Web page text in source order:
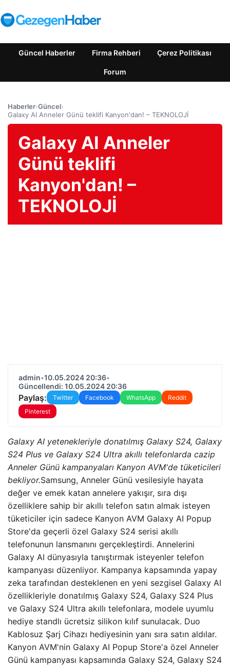
Güncel Haberler Firma Rehberi Çerez Politikası
Forum
Haberler›Güncel›
Galaxy AI Anneler Günü teklifi Kanyon'dan! – TEKNOLOJİ
Galaxy AI Anneler
Günü teklifi
Kanyon'dan! –
TEKNOLOJİ
admin•10.05.2024 20:36•
Güncellendi: 10.05.2024 20:36
Paylaş: Twitter Facebook WhatsApp
Reddit
Pinterest
Galaxy AI yetenekleriyle donatılmış Galaxy S24, Galaxy
S24 Plus ve Galaxy S24 Ultra akıllı telefonlarda cazip
Anneler Günü kampanyaları Kanyon AVM'de tüketicileri
bekliyor.Samsung, Anneler Günü vesilesiyle hayata
değer ve emek katan annelere yakışır, sıra dışı
özelliklere sahip bir akıllı telefon satın almak isteyen
tüketiciler için sadece Kanyon AVM Galaxy AI Popup
Store'da geçerli özel Galaxy S24 serisi akıllı
telefonunun lansmanını gerçekleştirdi. Annelerini
Galaxy AI dünyasıyla tanıştırmak isteyenler telefon
kampanyası düzenliyor. Kampanya kapsamında yapay
zeka tarafından desteklenen en yeni sezgisel Galaxy AI
özellikleriyle donatılmış Galaxy S24, Galaxy S24 Plus
ve Galaxy S24 Ultra akıllı telefonlara, modele uyumlu
hediye standlı ücretsiz silikon kılıf sunulacak. Duo
Kablosuz Şarj Cihazı hediyesinin yanı sıra satın aldılar.
Kanyon AVM'nin Galaxy AI Popup Store'a özel Anneler
Günü kampanyası kapsamında Galaxy S24, Galaxy S24